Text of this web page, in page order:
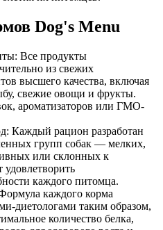
Dog's Menu
Все продукты
из свежих
высшего качества, включая
свежие овощи и фрукты.
ароматизаторов или ГМО-
Каждый рацион разработан
групп собак — мелких,
или склонных к
удовлетворить
каждого питомца.
каждого корма
диетологами таким образом,
количество белка,